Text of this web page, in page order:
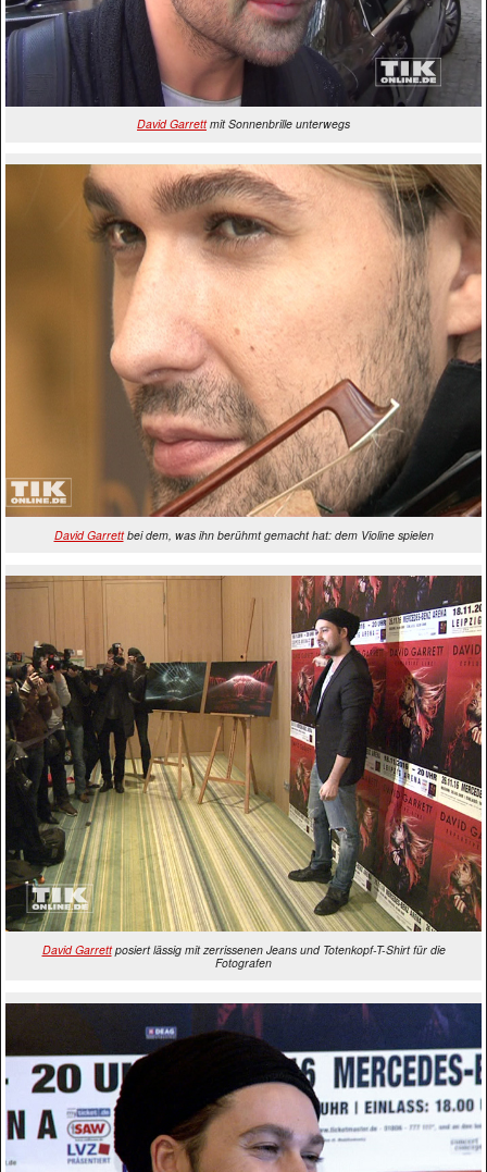
David Garrettmit Sonnenbrille unterwegs
David Garrettbei dem, was ihn berühmt gemacht hat: dem Violine spielen
David Garrettposiert lässig mit zerrissenen Jeans und Totenkopf-T-Shirt für die
Fotografen